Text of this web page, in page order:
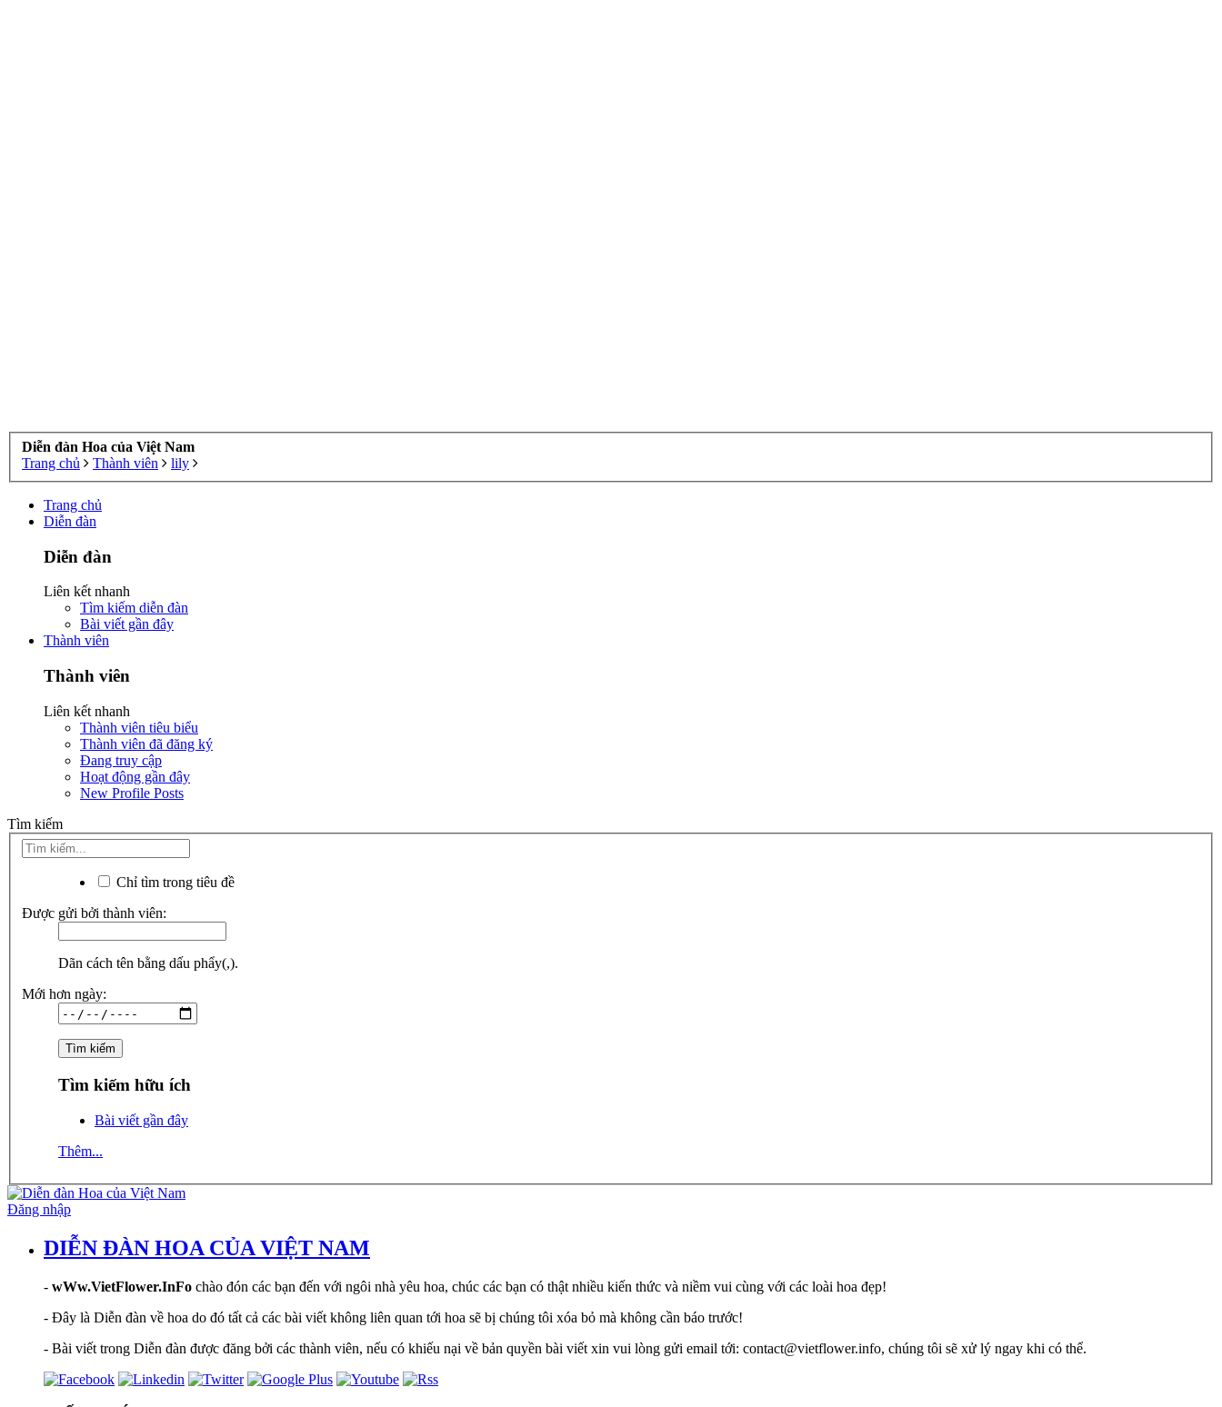
Diễn đàn Hoa của Việt Nam
Trang chủ
Thành viên lily
Trang chủ
Diễn đàn
Diễn đàn
Liên kết nhanh
Tìm kiếm diễn đàn
Bài viết gần đây
Thành viên
Thành viên
Liên kết nhanh
Thành viên tiêu biểu
Thành viên đã đăng ký
Đang truy cập
Hoạt động gần đây
New Profile Posts
Tìm kiếm
Chỉ tìm trong tiêu đề
Được gửi bởi thành viên:
Dãn cách tên bằng dấu phẩy(,).
Mới hơn ngày:
Tìm kiếm hữu ích
Bài viết gần đây
Thêm...
Đăng nhập
DIỄN ĐÀN HOA CỦA VIỆT NAM
- wWw.VietFlower.InFo chào đón các bạn đến với ngôi nhà yêu hoa, chúc các bạn có thật nhiều kiến thức và niềm vui cùng với các loài hoa đẹp!
- Đây là Diễn đàn về hoa do đó tất cả các bài viết không liên quan tới hoa sẽ bị chúng tôi xóa bỏ mà không cần báo trước!
- Bài viết trong Diễn đàn được đăng bởi các thành viên, nếu có khiếu nại về bản quyền bài viết xin vui lòng gửi email tới: contact@vietflower.info, chúng tôi sẽ xử lý ngay khi có thể.